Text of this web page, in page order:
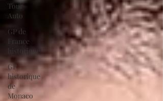
Tour
Auto
GP de
France
historique
GP
historique
de
Monaco